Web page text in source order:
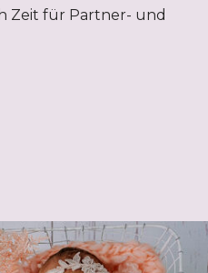
Zeit für Partner- und